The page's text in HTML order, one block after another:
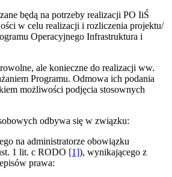
będą na potrzeby realizacji PO IiŚ
w celu realizacji i rozliczenia projektu/
Operacyjnego Infrastruktura i
ale konieczne do realizacji ww.
Programu. Odmowa ich podania
możliwości podjęcia stosownych
odbywa się w związku:
na administratorze obowiązku
1 lit. c RODO [1]), wynikającego z
prawa: